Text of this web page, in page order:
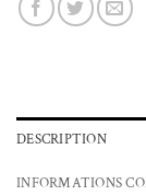
DESCRIPTION
INFORMATIONS